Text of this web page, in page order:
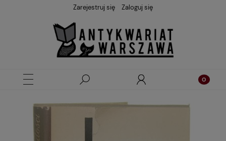
Zarejestruj się Zaloguj się